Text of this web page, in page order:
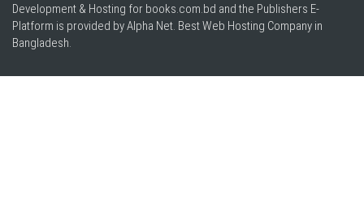
Development & Hosting for books.com.bd and the Publishers E-
Platform is provided by Alpha Net. BestWeb Hosting Company in
Bangladesh.